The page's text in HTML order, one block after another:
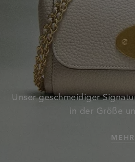
Unser geschmeidiger
in der Größe